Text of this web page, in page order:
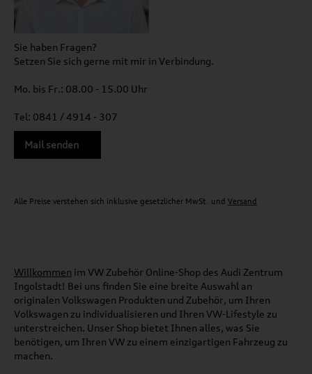
Sie haben Fragen?
Setzen Sie sich gerne mit mir in Verbindung.
Mo. bis Fr.: 08.00 - 15.00 Uhr
Tel: 0841 / 4914 - 307
Mail senden
Alle Preise verstehen sich inklusive gesetzlicher MwSt. und Versand
Willkommen im VW Zubehör Online-Shop des Audi Zentrum
Ingolstadt! Bei uns finden Sie eine breite Auswahl an
originalen Volkswagen Produkten und Zubehör, um Ihren
Volkswagen zu individualisieren und Ihren VW-Lifestyle zu
unterstreichen. Unser Shop bietet Ihnen alles, was Sie
benötigen, um Ihren VW zu einem einzigartigen Fahrzeug zu
machen.